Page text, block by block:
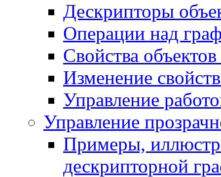
Дескрипторы
Операции над
Свойства
Изменение
Управление
Управление
Примеры,
дескрипторной